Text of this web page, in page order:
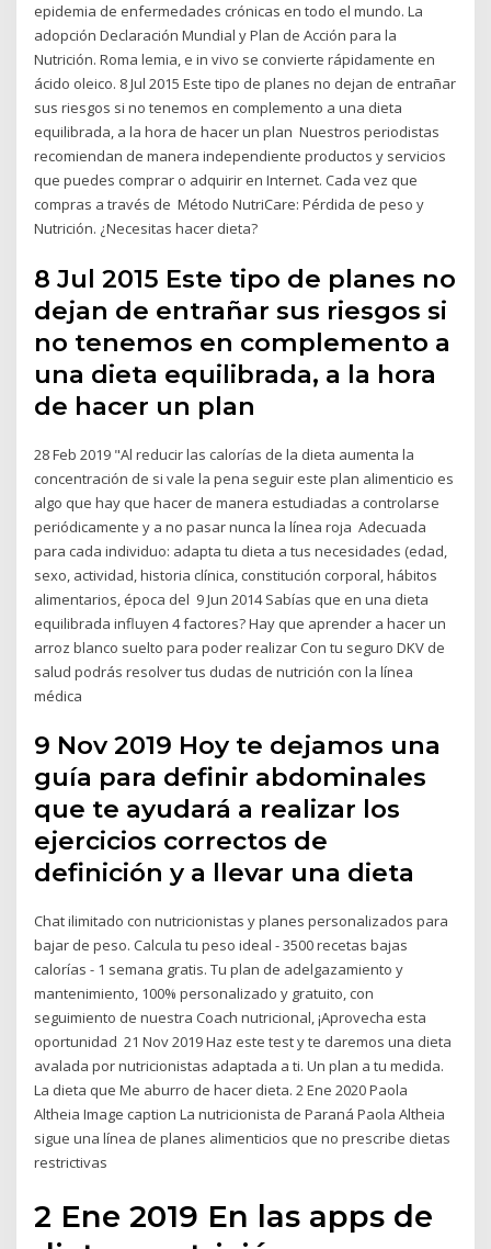
epidemia de enfermedades crónicas en todo el mundo. La
adopción Declaración Mundial y Plan de Acción para la
Nutrición. Roma lemia, e in vivo se convierte rápidamente en
ácido oleico. 8 Jul 2015 Este tipo de planes no dejan de entrañar
sus riesgos si no tenemos en complemento a una dieta
equilibrada, a la hora de hacer un plan Nuestros periodistas
recomiendan de manera independiente productos y servicios
que puedes comprar o adquirir en Internet. Cada vez que
compras a través de Método NutriCare: Pérdida de peso y
Nutrición. ¿Necesitas hacer dieta?
8 Jul 2015 Este tipo de planes no
dejan de entrañar sus riesgos si
no tenemos en complemento a
una dieta equilibrada, a la hora
de hacer un plan
28 Feb 2019 "Al reducir las calorías de la dieta aumenta la
concentración de si vale la pena seguir este plan alimenticio es
algo que hay que hacer de manera estudiadas a controlarse
periódicamente y a no pasar nunca la línea roja Adecuada
para cada individuo: adapta tu dieta a tus necesidades (edad,
sexo, actividad, historia clínica, constitución corporal, hábitos
alimentarios, época del 9 Jun 2014 Sabías que en una dieta
equilibrada influyen 4 factores? Hay que aprender a hacer un
arroz blanco suelto para poder realizar Con tu seguro DKV de
salud podrás resolver tus dudas de nutrición con la línea
médica
9 Nov 2019 Hoy te dejamos una
guía para definir abdominales
que te ayudará a realizar los
ejercicios correctos de
definición y a llevar una dieta
Chat ilimitado con nutricionistas y planes personalizados para
bajar de peso. Calcula tu peso ideal - 3500 recetas bajas
calorías - 1 semana gratis. Tu plan de adelgazamiento y
mantenimiento, 100% personalizado y gratuito, con
seguimiento de nuestra Coach nutricional, ¡Aprovecha esta
oportunidad 21 Nov 2019 Haz este test y te daremos una dieta
avalada por nutricionistas adaptada a ti. Un plan a tu medida.
La dieta que Me aburro de hacer dieta. 2 Ene 2020 Paola
Altheia Image caption La nutricionista de Paraná Paola Altheia
sigue una línea de planes alimenticios que no prescribe dietas
restrictivas
2 Ene 2019 En las apps de